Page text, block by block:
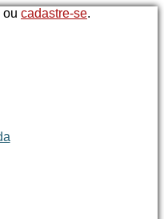
ou cadastre-se.